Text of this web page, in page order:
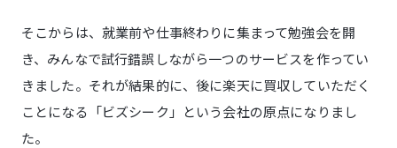
そこからは、就業前や仕事終わりに集まって勉強会を開
き、みんなで試行錯誤しながら一つのサービスを作ってい
きました。それが結果的に、後に楽天に買収していただく
ことになる「ビズシーク」という会社の原点になりまし
た。